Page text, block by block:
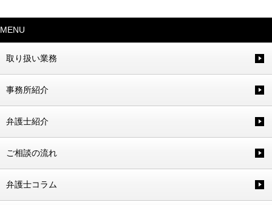
MENU
取り扱い業務
事務所紹介
弁護士紹介
ご相談の流れ
弁護士コラム